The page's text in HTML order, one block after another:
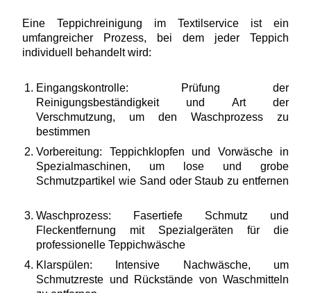
Eine Teppichreinigung im Textilservice ist ein
umfangreicher Prozess, bei dem jeder Teppich
individuell behandelt wird:
Eingangskontrolle: Prüfung der
Reinigungsbeständigkeit und Art der
Verschmutzung, um den Waschprozess zu
bestimmen
Vorbereitung: Teppichklopfen und Vorwäsche in
Spezialmaschinen, um lose und grobe
Schmutzpartikel wie Sand oder Staub zu entfernen
Waschprozess: Fasertiefe Schmutz und
Fleckentfernung mit Spezialgeräten für die
professionelle Teppichwäsche
Klarspülen: Intensive Nachwäsche, um
Schmutzreste und Rückstände von Waschmitteln